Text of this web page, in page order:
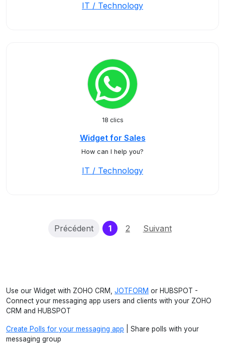
IT / Technology
18 clics
Widget for Sales
How can I help you?
IT / Technology
Précédent 1(current)
2 Suivant
Use our Widget with ZOHO CRM, JOTFORM or HUBSPOT -
Connect your messaging app users and clients with your ZOHO
CRM and HUBSPOT
Create Polls for your messaging app | Share polls with your
messaging group